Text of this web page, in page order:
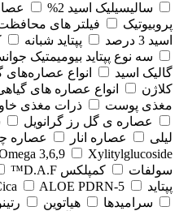
سالیسیلیک اسید 2%
پروبیوتیک
فیلتر های محافظت
اسید 3 درصد
پپتاید شبانه
سه نوع پپتاید بیومیمتیک
گالیک اسید
انواع عصاره‌های
کلاژن
انواع عصاره های
مغذی پوست
ذرات مغذی
عصاره ی گل رز گرانویل
لیلی
عصاره انار عصاره
3,6,9 Xylitylglucoside
سولفات
کمپلکس D.A.F™
پپتاید
5-Cica
ALOE PDRN
سرامیدها
هیاتوین